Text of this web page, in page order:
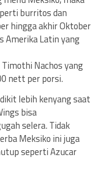
burritos dan
hingga akhir Oktober
Amerika Latin yang
Nachos yang
nett per porsi.
lebih kenyang saat
bisa
selera. Tidak
Meksiko ini juga
seperti Azucar